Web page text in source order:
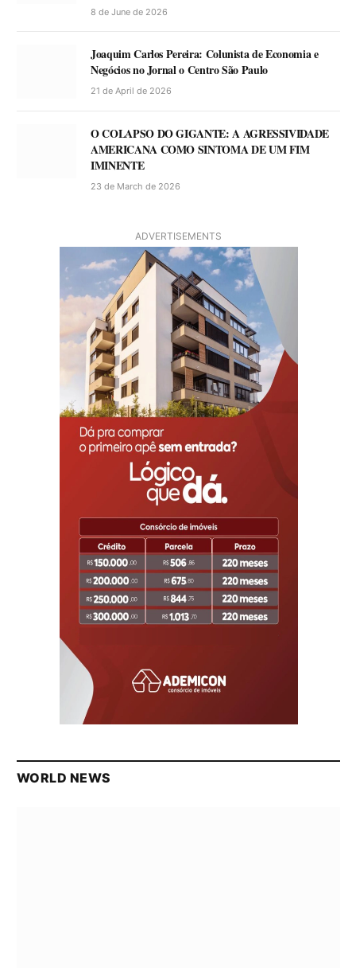
8 de June de 2026
Joaquim Carlos Pereira: Colunista de Economia e
Negócios no Jornal o Centro São Paulo
21 de April de 2026
O COLAPSO DO GIGANTE: A AGRESSIVIDADE
AMERICANA COMO SINTOMA DE UM FIM
IMINENTE
23 de March de 2026
ADVERTISEMENTS
WORLD NEWS